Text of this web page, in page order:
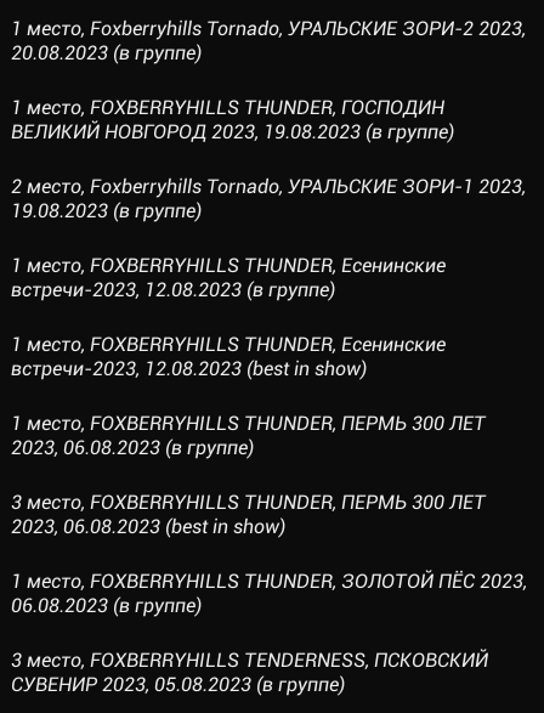
1 место, Foxberryhills Tornado, УРАЛЬСКИЕ ЗОРИ-2 2023,
20.08.2023 (в группе)
1 место, FOXBERRYHILLS THUNDER, ГОСПОДИН
ВЕЛИКИЙ НОВГОРОД 2023, 19.08.2023 (в группе)
2 место, Foxberryhills Tornado, УРАЛЬСКИЕ ЗОРИ-1 2023,
19.08.2023 (в группе)
1 место, FOXBERRYHILLS THUNDER, Есенинские
встречи-2023, 12.08.2023 (в группе)
1 место, FOXBERRYHILLS THUNDER, Есенинские
встречи-2023, 12.08.2023 (best in show)
1 место, FOXBERRYHILLS THUNDER, ПЕРМЬ 300 ЛЕТ
2023, 06.08.2023 (в группе)
3 место, FOXBERRYHILLS THUNDER, ПЕРМЬ 300 ЛЕТ
2023, 06.08.2023 (best in show)
1 место, FOXBERRYHILLS THUNDER, ЗОЛОТОЙ ПЁС 2023,
06.08.2023 (в группе)
3 место, FOXBERRYHILLS TENDERNESS, ПСКОВСКИЙ
СУВЕНИР 2023, 05.08.2023 (в группе)